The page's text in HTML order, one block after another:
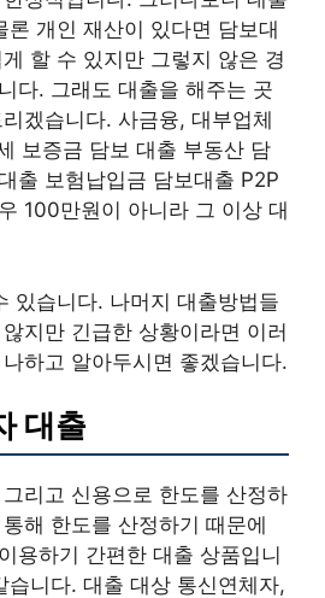
론 개인 재산이 있다면 담보대
할 수 있지만 그렇지 않은 경
다. 그래도 대출을 해주는 곳
겠습니다. 사금융, 대부업체
보증금 담보 대출 부동산 담
출 보험납입금 담보대출 P2P
100만원이 아니라 그 이상 대
있습니다. 나머지 대출방법들
지만 긴급한 상황이라면 이러
하고 알아두시면 좋겠습니다.
대출
리고 신용으로 한도를 산정하
해 한도를 산정하기 때문에
용하기 간편한 대출 상품입니
습니다. 대출 대상 통신연체자,